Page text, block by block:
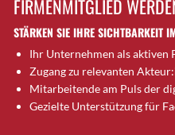
Brugg AG
Brütten
Bubendorf
Bubikon
Buchs (SG)
FIRMENMITGLIED
STÄRKEN SIE IHRE SICHTBARKEIT
Ihr Unternehmen als aktiven
Zugang zu relevanten
Mitarbeitende am Puls der
Gezielte Unterstützung für